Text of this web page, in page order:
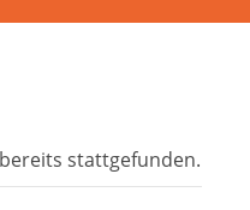
stattgefunden.